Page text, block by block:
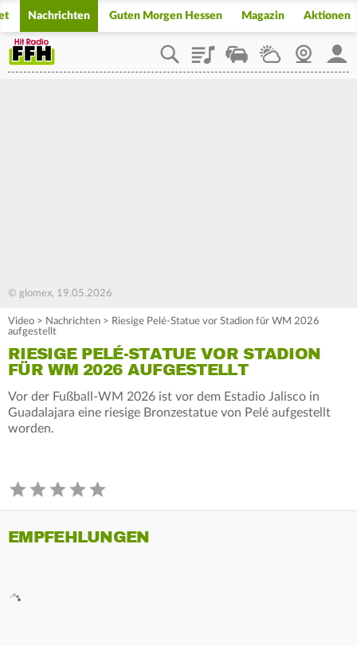
Nachrichten Guten Morgen Hessen Magazin Aktionen
PlaylistStaupilotWetterWebcam
© glomex, 19.05.2026
Video > Nachrichten > Riesige Pelé-Statue vor Stadion für WM 2026
aufgestellt
RIESIGE PELÉ-STATUE VOR STADION
FÜR WM 2026 AUFGESTELLT
Vor der Fußball-WM 2026 ist vor dem Estadio Jalisco in
Guadalajara eine riesige Bronzestatue von Pelé aufgestellt
worden.
EMPFEHLUNGEN